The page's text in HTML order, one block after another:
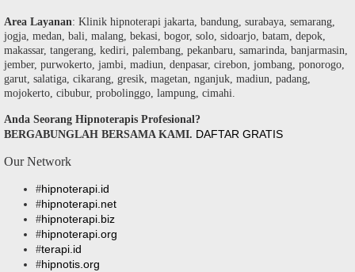
Area Layanan: Klinik hipnoterapi jakarta, bandung, surabaya, semarang,
jogja, medan, bali, malang, bekasi, bogor, solo, sidoarjo, batam, depok,
makassar, tangerang, kediri, palembang, pekanbaru, samarinda, banjarmasin,
jember, purwokerto, jambi, madiun, denpasar, cirebon, jombang, ponorogo,
garut, salatiga, cikarang, gresik, magetan, nganjuk, madiun, padang,
mojokerto, cibubur, probolinggo, lampung, cimahi.
Anda Seorang Hipnoterapis Profesional?
BERGABUNGLAH BERSAMA KAMI. DAFTAR GRATIS
Our Network
#hipnoterapi.id
#hipnoterapi.net
#hipnoterapi.biz
#hipnoterapi.org
#terapi.id
#hipnotis.org